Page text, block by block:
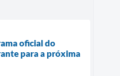
oficial do
para a próxima